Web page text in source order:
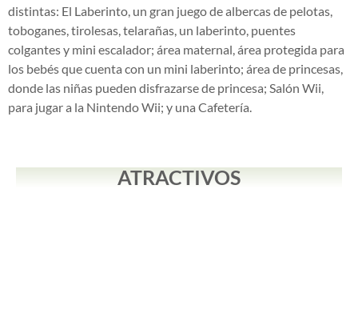
distintas: El Laberinto, un gran juego de albercas de pelotas,
toboganes, tirolesas, telarañas, un laberinto, puentes
colgantes y mini escalador; área maternal, área protegida para
los bebés que cuenta con un mini laberinto; área de princesas,
donde las niñas pueden disfrazarse de princesa; Salón Wii,
para jugar a la Nintendo Wii; y una Cafetería.
ATRACTIVOS